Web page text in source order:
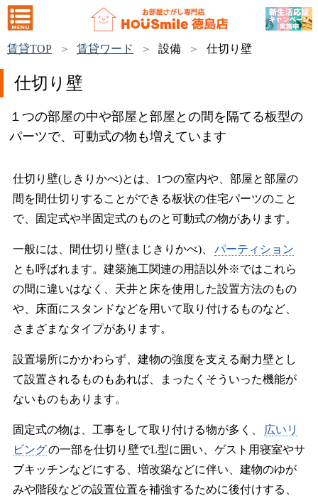
賃貸TOP 賃貸ワード 設備 仕切り壁
仕切り壁
１つの部屋の中や部屋と部屋との間を隔てる板型の
パーツで、可動式の物も増えています
仕切り壁(しきりかべ)とは、1つの室内や、部屋と部屋の
間を間仕切りすることができる板状の住宅パーツのこと
で、固定式や半固定式のものと可動式の物があります。
一般には、間仕切り壁(まじきりかべ)、
パーティション
とも呼ばれます。建築施工関連の用語以外※ではこれら
の間に違いはなく、天井と床を使用した設置方法のもの
や、床面にスタンドなどを用いて取り付けるものなど、
さまざまなタイプがあります。
設置場所にかかわらず、建物の強度を支える耐力壁とし
て設置されるものもあれば、まったくそういった機能が
ないものもあります。
固定式の物は、工事をして取り付ける物が多く、
広いリ
ビングの一部を仕切り壁でL型に囲い、ゲスト用寝室やサ
ブキッチンなどにする、増改築などに伴い、建物のゆが
みや階段などの設置位置を補強するために後付けする、